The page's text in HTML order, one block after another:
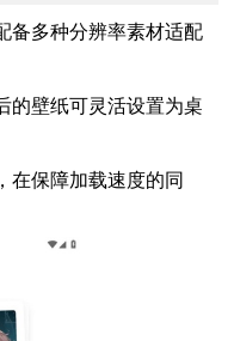
备多种分辨率素材适配
的壁纸可灵活设置为桌
在保障加载速度的同